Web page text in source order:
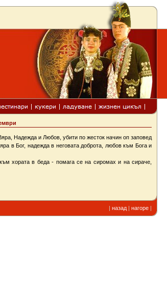
Надежда и Любов, убити по жесток начин оп заповед
в Бог, надежда в неговата доброта, любов към Бога и
хората в беда - помага се на сиромах и на сираче,
| назад | нагоре |